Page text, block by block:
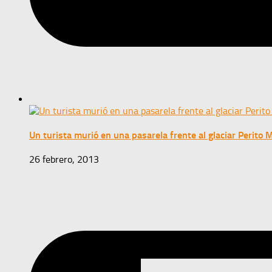
Un turista murió en una pasarela frente al glaciar Perito
26 febrero, 2013